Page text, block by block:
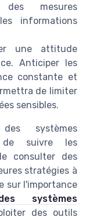
mesures
informations
une attitude
Anticiper les
constante et
de limiter
sensibles.
systèmes
suivre les
consulter des
stratégies à
sur l'importance
systèmes
des outils